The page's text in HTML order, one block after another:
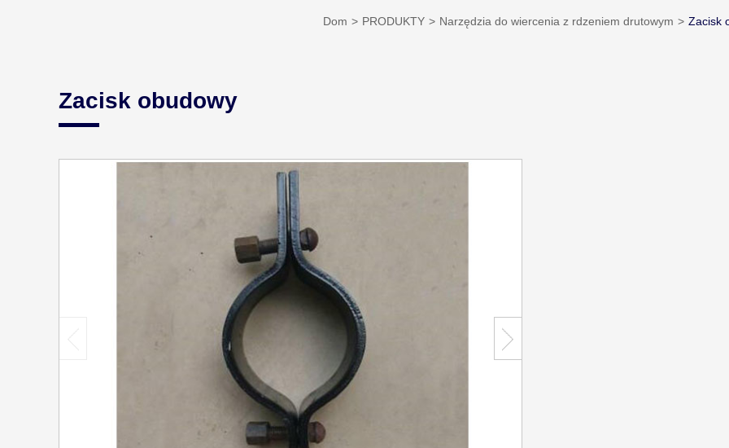
Dom PRODUKTY Narzędzia do wiercenia z rdzeniem drutowym Zacisk
Zacisk obudowy